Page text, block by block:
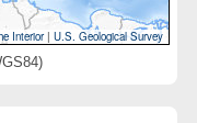
Interior|U.S. Geological Survey